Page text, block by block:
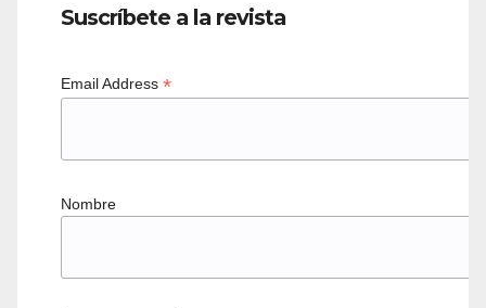
Suscríbete a la revista
Email Address *
Nombre